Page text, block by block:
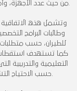
وتشمل هذه الاتفاقية
وطالبات البرامج
للطيران، حسب
كما تستهدف استقطاب
التعليمية والتدريبية